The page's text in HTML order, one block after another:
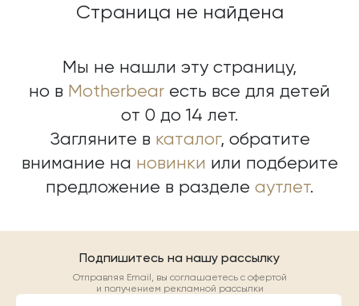
Страница не найдена
Мы не нашли эту страницу,
но в Motherbear есть все для детей
от 0 до 14 лет.
Загляните в каталог, обратите
внимание на новинки или подберите
предложение в разделе аутлет.
Подпишитесь на нашу рассылку
Отправляя Email, вы соглашаетесь с офертой
и получением рекламной рассылки